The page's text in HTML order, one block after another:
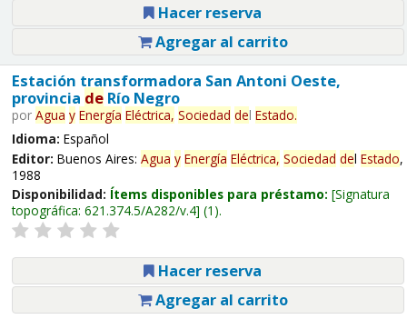
Hacer reserva
Agregar al carrito
Estación transformadora San Antoni Oeste,
provincia deRío Negro
por Agua y Energía Eléctrica, Sociedad del Estado.
Idioma: Español
Editor: Buenos Aires: Agua y Energía Eléctrica, Sociedad del Estado,
1988
Disponibilidad: Ítems disponibles para préstamo: Signatura
topográfica: 621.374.5/A282/v.4 (1).
Hacer reserva
Agregar al carrito